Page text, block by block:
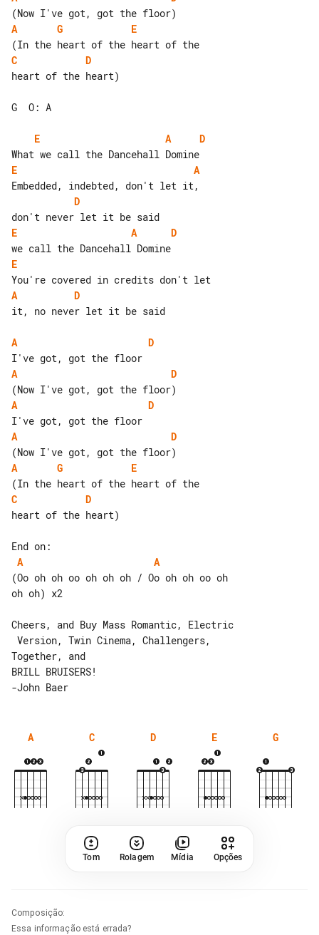
A
G
E
C
D
heart of the heart)
G  O: A
E A
D
E
A
D
E
A
D
E
A
D
it, no never let it be said
A
D
A
D
A
D
A
D
A
G
E
C
D
heart of the heart)
A
A
(Oo oh oh oo oh oh oh / Oo oh oh oo oh
oh oh) x2
Cheers, and Buy Mass Romantic, Electric
Together, and
BRILL BRUISERS!
A C D E G
Tom Rolagem Mídia Opções
Composição:
Essa informação está errada?